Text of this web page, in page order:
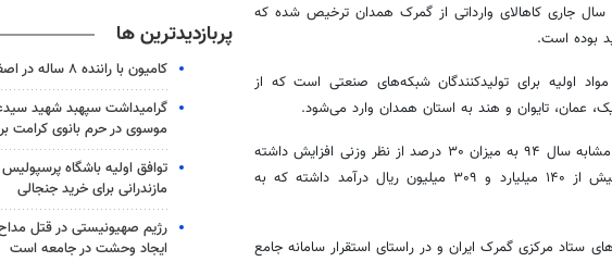
امسال عنوان کرد: طی ۱۱ ماه ابتدای سال جاری کاهالای وارداتی از گمرک همدان ترخیص شده که
بوده است.
اولیه برای تولیدکنندگان شبکه‌های صنعتی است که از
عمان، تایوان و هند به استان همدان وارد می‌شود.
وی با اشاره به اینکه این میزان کالا در مقایسه با مدت مشابه سال ۹۴ به میزان ۳۰ درصد از نظر وزنی افزایش داشته
است، گفت: گمرک استان همدان در ۱۱ ماه گذشته بیش از ۱۴۰ میلیارد و ۳۰۹ میلیون ریال درآمد داشته که به
ستاد مرکزی گمرک ایران و در راستای استقرار سامانه جامع
پربازدیدترین ها
کامیون با راننده ۸ ساله در اصفهان توقیف شد
گرامیداشت سپهبد شهید
موسوی در حرم بانوی کرامت
توافق اولیه باشگاه
مازندرانی برای خرید جنجالی
رژیم صهیونیستی در قتل
ایجاد وحشت در جامعه است